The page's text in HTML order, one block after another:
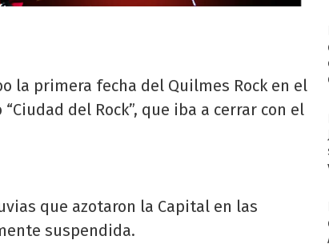
la primera fecha del Quilmes Rock en el
del Rock”, que iba a cerrar con el
que azotaron la Capital en las
suspendida.